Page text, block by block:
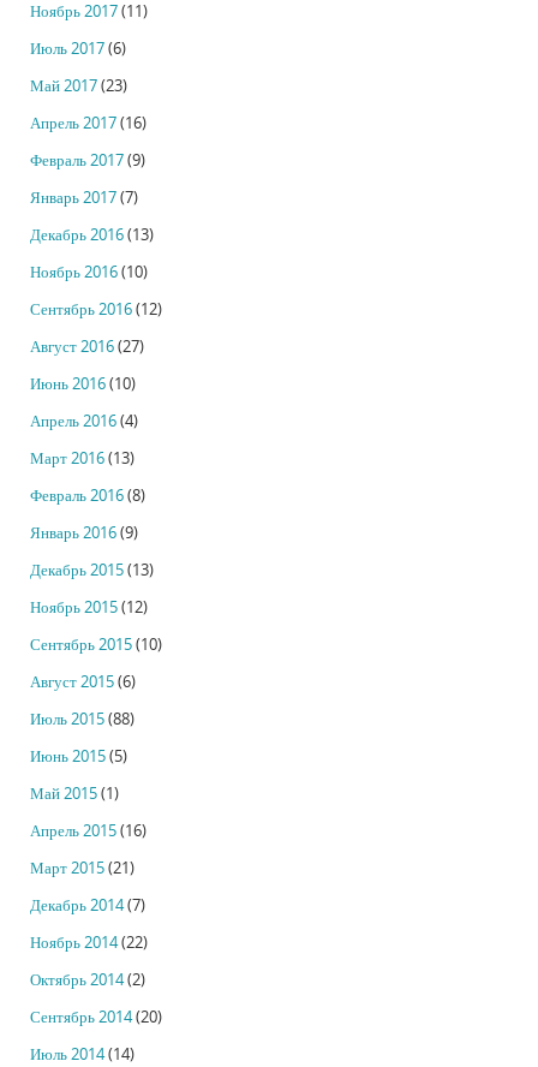
Ноябрь 2017(11)
Июль 2017(6)
Май 2017(23)
Апрель 2017(16)
Февраль 2017(9)
Январь 2017(7)
Декабрь 2016(13)
Ноябрь 2016(10)
Сентябрь 2016(12)
Август 2016(27)
Июнь 2016(10)
Апрель 2016(4)
Март 2016(13)
Февраль 2016(8)
Январь 2016(9)
Декабрь 2015(13)
Ноябрь 2015(12)
Сентябрь 2015(10)
Август 2015(6)
Июль 2015(88)
Июнь 2015(5)
Май 2015(1)
Апрель 2015(16)
Март 2015(21)
Декабрь 2014(7)
Ноябрь 2014(22)
Октябрь 2014(2)
Сентябрь 2014(20)
Июль 2014(14)